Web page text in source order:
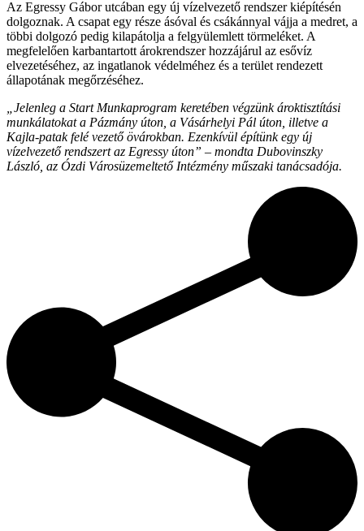
Az Egressy Gábor utcában egy új vízelvezető rendszer kiépítésén
dolgoznak. A csapat egy része ásóval és csákánnyal vájja a medret, a
többi dolgozó pedig kilapátolja a felgyülemlett törmeléket. A
megfelelően karbantartott árokrendszer hozzájárul az esővíz
elvezetéséhez, az ingatlanok védelméhez és a terület rendezett
állapotának megőrzéséhez.
„Jelenleg a Start Munkaprogram keretében végzünk ároktisztítási
munkálatokat a Pázmány úton, a Vásárhelyi Pál úton, illetve a
Kajla-patak felé vezető övárokban. Ezenkívül építünk egy új
vízelvezető rendszert az Egressy úton” – mondta Dubovinszky
László, az Ózdi Városüzemeltető Intézmény műszaki tanácsadója.